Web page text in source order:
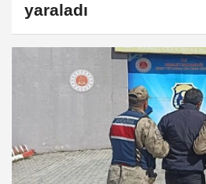
yaraladı